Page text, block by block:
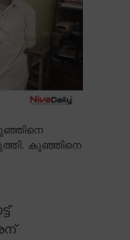
കുഞ്ഞിനെ